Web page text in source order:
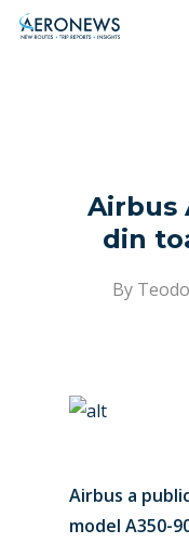
Hit enter to
Airbus
din
By
Airbus a
model A350-